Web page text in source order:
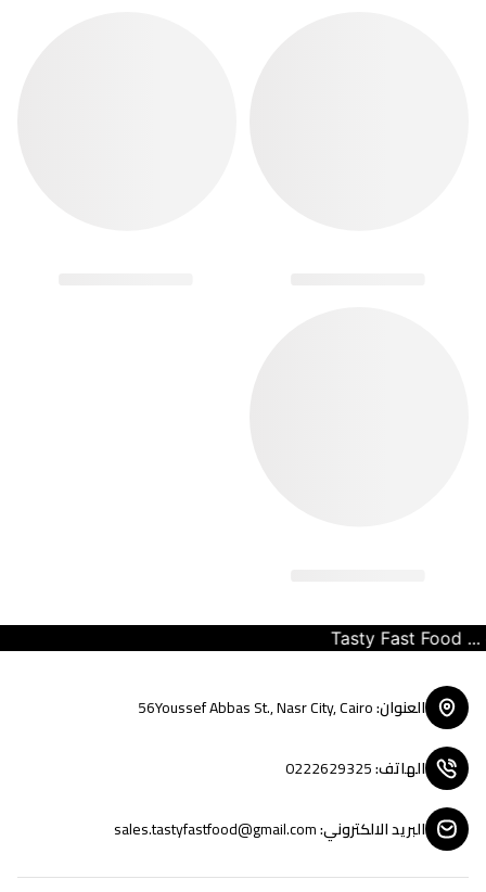
Tasty Fast Food ...
العنوان:
56Youssef Abbas St., Nasr City, Cairo
الهاتف:
0222629325
البريد الالكتروني:
sales.tastyfastfood@gmail.com